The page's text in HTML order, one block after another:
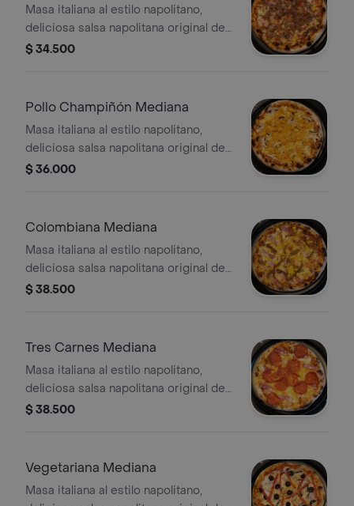
Masa italiana al estilo napolitano,
deliciosa salsa napolitana original de
la casa, queso mozzarella, carne
$ 34.500
Pollo Champiñón Mediana
Masa italiana al estilo napolitano,
deliciosa salsa napolitana original de
la casa, queso mozzarella, pollo
$ 36.000
Colombiana Mediana
Masa italiana al estilo napolitano,
deliciosa salsa napolitana original de
la casa, queso mozzarella, carne
$ 38.500
Tres Carnes Mediana
Masa italiana al estilo napolitano,
deliciosa salsa napolitana original de
la casa, queso mozzarella, pepperoni,
$ 38.500
Vegetariana Mediana
Masa italiana al estilo napolitano,